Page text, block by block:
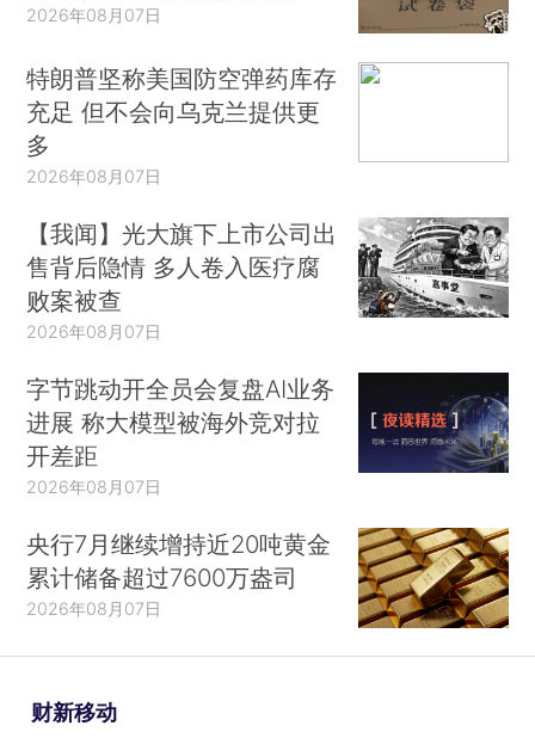
2026年08月07日
特朗普坚称美国防空弹药库存
充足 但不会向乌克兰提供更
多
2026年08月07日
【我闻】光大旗下上市公司出
售背后隐情 多人卷入医疗腐
败案被查
2026年08月07日
字节跳动开全员会复盘AI业务
进展 称大模型被海外竞对拉
开差距
2026年08月07日
央行7月继续增持近20吨黄金
累计储备超过7600万盎司
2026年08月07日
财新移动